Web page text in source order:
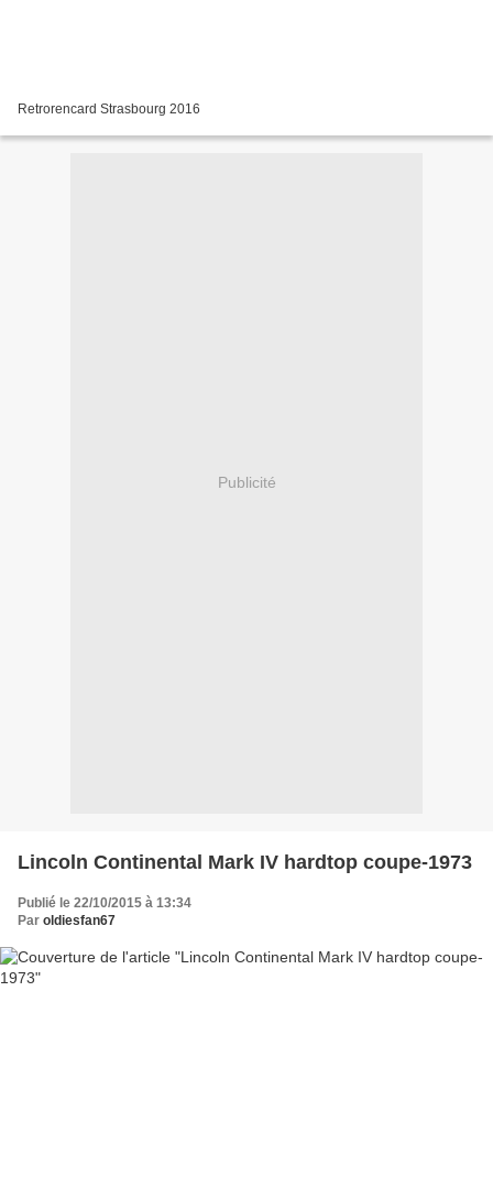
Retrorencard Strasbourg 2016
Publicité
Lincoln Continental Mark IV hardtop coupe-1973
Publié le 22/10/2015 à 13:34
Par oldiesfan67